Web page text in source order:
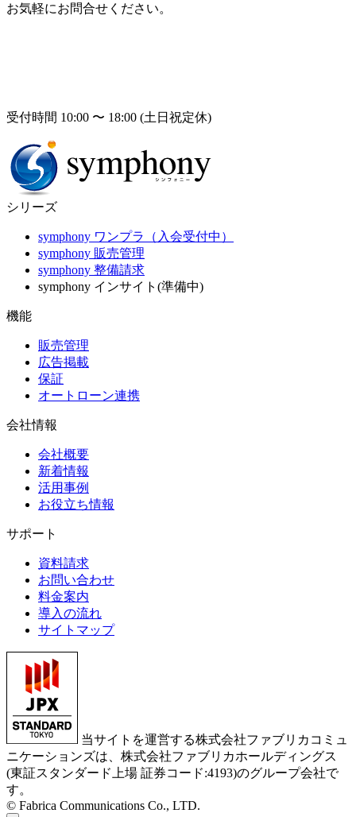
お気軽にお問合せください。
受付時間 10:00 〜 18:00 (土日祝定休)
シリーズ
symphony ワンプラ（入会受付中）
symphony 販売管理
symphony 整備請求
symphony インサイト(準備中)
機能
販売管理
広告掲載
保証
オートローン連携
会社情報
会社概要
新着情報
活用事例
お役立ち情報
サポート
資料請求
お問い合わせ
料金案内
導入の流れ
サイトマップ
当サイトを運営する株式会社ファブリカコミュ
ニケーションズは、株式会社ファブリカホールディングス
(東証スタンダード上場 証券コード:4193)のグループ会社で
す。
© Fabrica Communications Co., LTD.